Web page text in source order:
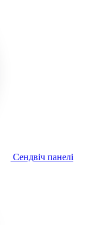
Сендвіч панелі